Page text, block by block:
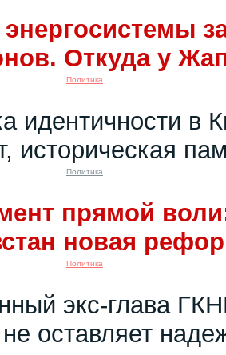
Откуда у
Политика
идентичности в
историческая
Политика
прямой
новая
Политика
экс-глава
оставляет